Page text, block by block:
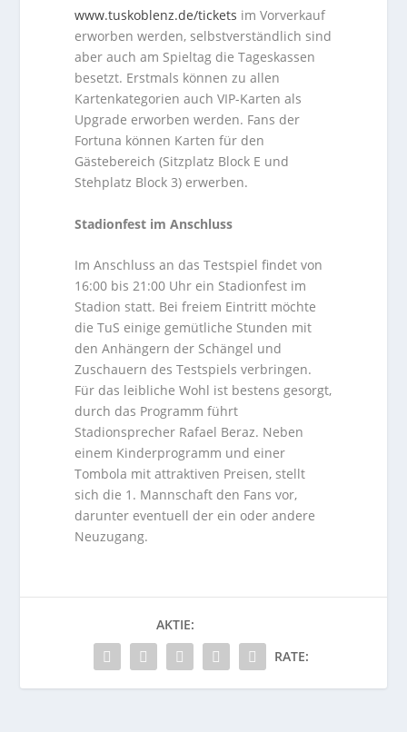
www.tuskoblenz.de/tickets im Vorverkauf
erworben werden, selbstverständlich sind
aber auch am Spieltag die Tageskassen
besetzt. Erstmals können zu allen
Kartenkategorien auch VIP-Karten als
Upgrade erworben werden. Fans der
Fortuna können Karten für den
Gästebereich (Sitzplatz Block E und
Stehplatz Block 3) erwerben.
Stadionfest im Anschluss
Im Anschluss an das Testspiel findet von
16:00 bis 21:00 Uhr ein Stadionfest im
Stadion statt. Bei freiem Eintritt möchte
die TuS einige gemütliche Stunden mit
den Anhängern der Schängel und
Zuschauern des Testspiels verbringen.
Für das leibliche Wohl ist bestens gesorgt,
durch das Programm führt
Stadionsprecher Rafael Beraz. Neben
einem Kinderprogramm und einer
Tombola mit attraktiven Preisen, stellt
sich die 1. Mannschaft den Fans vor,
darunter eventuell der ein oder andere
Neuzugang.
AKTIE:
RATE: